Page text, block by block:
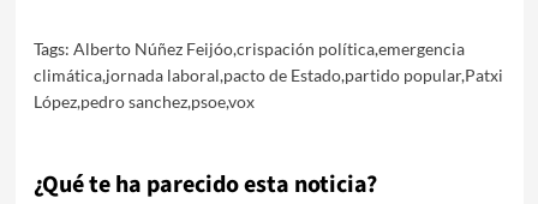
Tags: Alberto Núñez Feijóo,crispación política,emergencia
climática,jornada laboral,pacto de Estado,partido popular,Patxi
López,pedro sanchez,psoe,vox
¿Qué te ha parecido esta noticia?